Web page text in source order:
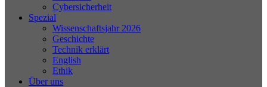
Cybersicherheit
Spezial
Wissenschaftsjahr 2026
Geschichte
Technik erklärt
English
Ethik
Über uns